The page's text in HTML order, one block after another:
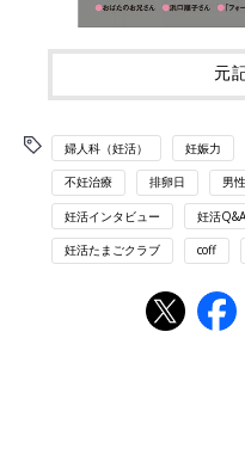
元
婦人科（妊活） 妊娠力
不妊治療 排卵日 男
妊活インタビュー 妊活Q&A
妊活たまごクラブ coff